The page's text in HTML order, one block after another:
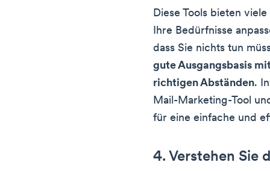
Diese Tools bieten
Ihre Bedürfnisse
dass Sie nichts tun
gute Ausgangsbasis
richtigen Abständen.
Mail-Marketing-Tool
für eine einfache und
4. Verstehen Sie